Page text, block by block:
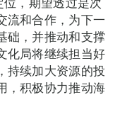
流和合作，为下一
础，并推动和支撑
化局将继续担当好
持续加大资源的投
，积极协力推动海